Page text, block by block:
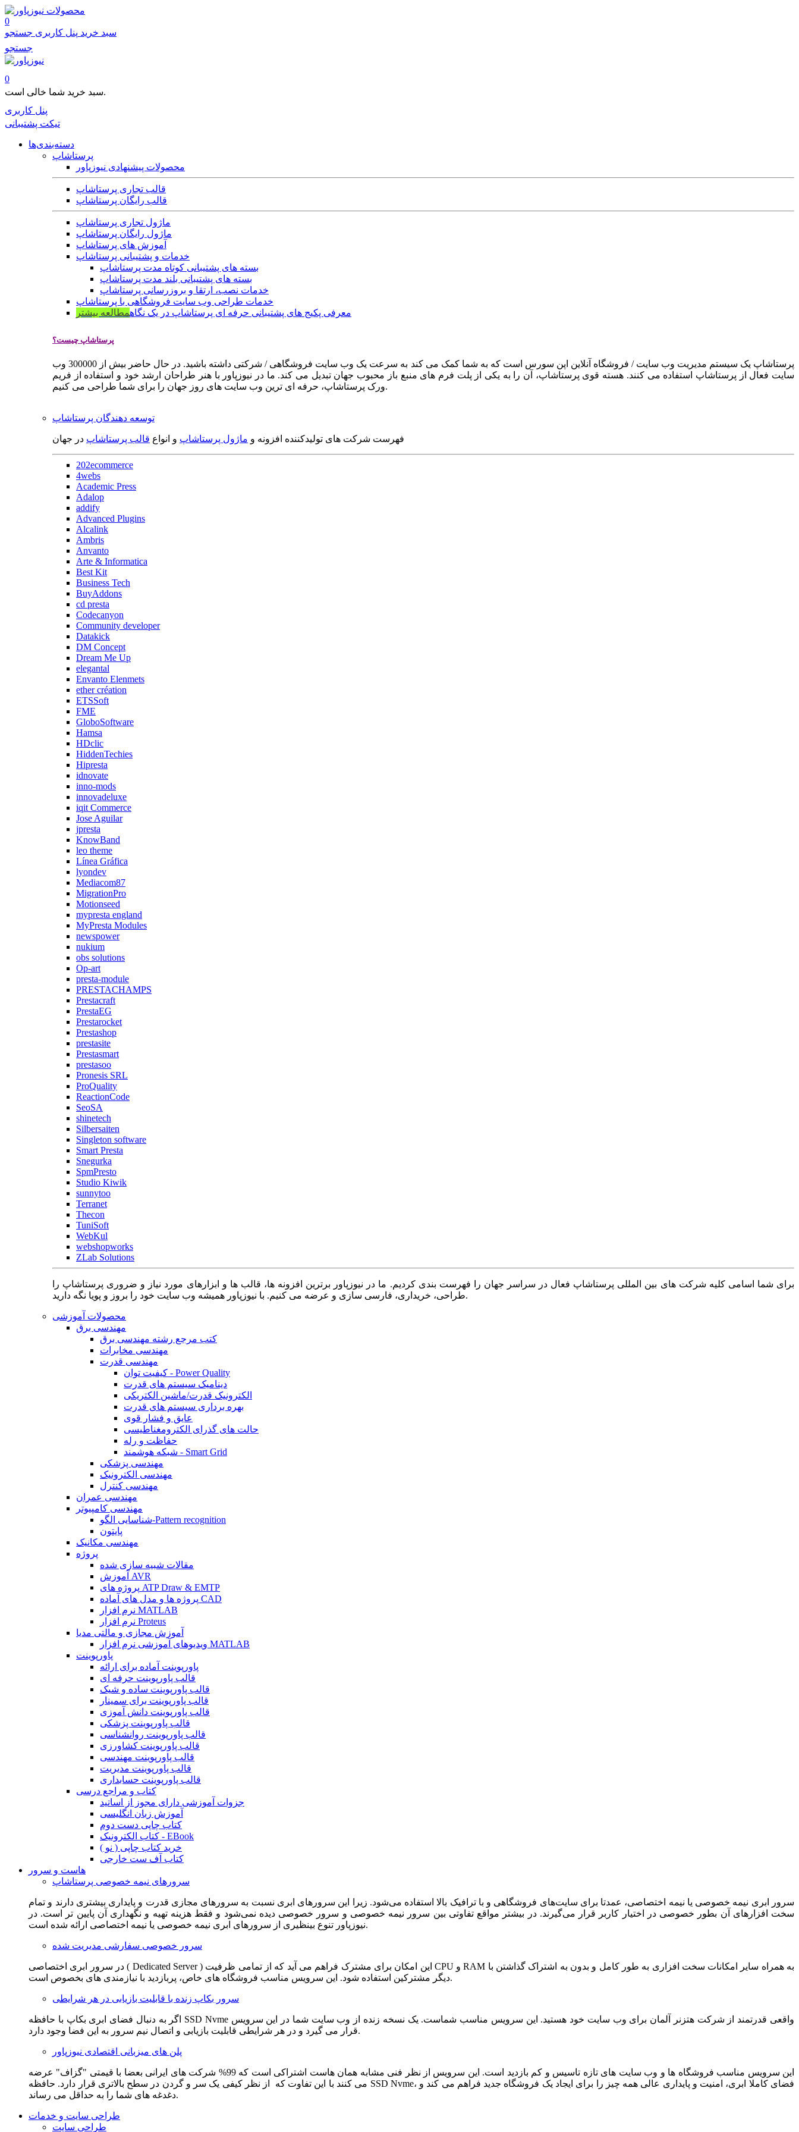
محصولات
0
سبد خرید پنل کاربری جستجو
جستجو
0
سبد خرید شما خالی است.
پنل کاربری
تیکت پشتیبانی
دسته‌بندی‌ها
پرستاشاپ
محصولات پیشنهادی نیوزپاور
قالب تجاری پرستاشاپ
قالب رایگان پرستاشاپ
ماژول تجاری پرستاشاپ
ماژول رایگان پرستاشاپ
آموزش های پرستاشاپ
خدمات و پشتیبانی پرستاشاپ
بسته های پشتیبانی کوتاه مدت پرستاشاپ
بسته های پشتیبانی بلند مدت پرستاشاپ
خدمات نصب، ارتقا و بروزرسانی پرستاشاپ
خدمات طراحی وب سایت فروشگاهی با پرستاشاپ
معرفی پکیج های پشتیبانی حرفه ای پرستاشاپ در یک نگاهمطالعه بیشتر
پرستاشاپ چیست؟
پرستاشاپ یک سیستم مدیریت وب سایت / فروشگاه آنلاین اپن سورس است که به شما کمک می کند به سرعت یک وب سایت فروشگاهی / شرکتی داشته باشید. در حال حاضر بیش از 300000 وب
سایت فعال از پرستاشاپ استفاده می کنند. هسته قوی پرستاشاپ، آن را به یکی از پلت فرم های منبع باز محبوب جهان تبدیل می کند. ما در نیوزپاور با هنر طراحان ارشد خود و استفاده از فریم
ورک پرستاشاپ، حرفه ای ترین وب سایت های روز جهان را برای شما طراحی می کنیم.
توسعه دهندگان پرستاشاپ
فهرست شرکت های تولیدکننده افزونه و ماژول پرستاشاپ و انواع قالب پرستاشاپ در جهان
202ecommerce
4webs
Academic Press
Adalop
addify
Advanced Plugins
Alcalink
Ambris
Anvanto
Arte & Informatica
Best Kit
Business Tech
BuyAddons
cd presta
Codecanyon
Community developer
Datakick
DM Concept
Dream Me Up
elegantal
Envanto Elenmets
ether création
ETSSoft
FME
GloboSoftware
Hamsa
HDclic
HiddenTechies
Hipresta
idnovate
inno-mods
innovadeluxe
iqit Commerce
Jose Aguilar
jpresta
KnowBand
leo theme
Línea Gráfica
lyondev
Mediacom87
MigrationPro
Motionseed
mypresta england
MyPresta Modules
newspower
nukium
obs solutions
Op-art
presta-module
PRESTACHAMPS
Prestacraft
PrestaEG
Prestarocket
Prestashop
prestasite
Prestasmart
prestasoo
Pronesis SRL
ProQuality
ReactionCode
SeoSA
shinetech
Silbersaiten
Singleton software
Smart Presta
Snegurka
SpmPresto
Studio Kiwik
sunnytoo
Terranet
Thecon
TuniSoft
WebKul
webshopworks
ZLab Solutions
برای شما اسامی کلیه شرکت های بین المللی پرستاشاپ فعال در سراسر جهان را فهرست بندی کردیم. ما در نیوزپاور برترین افزونه ها، قالب ها و ابزارهای مورد نیاز و ضروری پرستاشاپ را
طراحی، خریداری، فارسی سازی و عرضه می کنیم. با نیوزپاور همیشه وب سایت خود را بروز و پویا نگه دارید.
محصولات آموزشی
مهندسی برق
کتب مرجع رشته مهندسی برق
مهندسی مخابرات
مهندسی قدرت
کیفیت توان - Power Quality
دینامیک سیستم های قدرت
الکترونیک قدرت/ماشین الکتریکی
بهره برداری سیستم های قدرت
عایق و فشار قوی
حالت های گذرای الکترومغناطیسی
حفاظت و رله
شبکه هوشمند - Smart Grid
مهندسی پزشکی
مهندسی الکترونیک
مهندسی کنترل
مهندسی عمران
مهندسی کامپیوتر
شناسایی الگو-Pattern recognition
پایتون
مهندسی مکانیک
پروژه
مقالات شبیه سازی شده
آموزش AVR
پروژه های ATP Draw & EMTP
پروژه ها و مدل های آماده CAD
نرم افزار MATLAB
نرم افزار Proteus
آموزش مجازی و مالتی مدیا
ویدیوهای آموزشی نرم افزار MATLAB
پاورپوینت
پاورپوینت آماده برای ارائه
قالب پاورپوینت حرفه ای
قالب پاورپوینت ساده و شیک
قالب پاورپوینت برای سمینار
قالب پاورپوینت دانش آموزی
قالب پاورپوینت پزشکی
قالب پاورپوینت روانشناسی
قالب پاورپوینت کشاورزی
قالب پاورپوینت مهندسی
قالب پاورپوینت مدیریت
قالب پاورپوینت حسابداری
کتاب و مراجع درسی
جزوات آموزشی دارای مجوز از اساتید
آموزش زبان انگلیسی
کتاب چاپی دست دوم
کتاب الکترونیک - EBook
خرید کتاب چاپی ( نو )
کتاب آف ست خارجی
هاست و سرور
سرورهای نیمه خصوصی پرستاشاپ
سرور ابری نیمه خصوصی یا نیمه اختصاصی، عمدتا برای سایت‌های فروشگاهی و با ترافیک بالا استفاده می‌شود. زیرا این سرورهای ابری نسبت به سرورهای مجازی قدرت و پایداری بیشتری دارند و تمام
سخت افزارهای آن بطور خصوصی در اختیار کاربر قرار می‌گیرند. در بیشتر مواقع تفاوتی بین سرور نیمه خصوصی و سرور خصوصی دیده نمی‌شود و فقط هزینه تهیه و نگهداری آن پایین تر است. در
نیوزپاور تنوع بینظیری از سرورهای ابری نیمه خصوصی یا نیمه اختصاصی ارائه شده است.
سرور خصوصی سفارشی مدیریت شده
در سرور ابری اختصاصی ( Dedicated Server ) این امکان برای مشترک فراهم می آید که از تمامی ظرفیت CPU و RAM به همراه سایر امکانات سخت افزاری به طور کامل و بدون به اشتراک گذاشتن با
دیگر مشترکین استفاده شود. این سرویس مناسب فروشگاه های خاص، پربازدید با نیازمندی های بخصوص است.
سرور بکاپ زنده با قابلیت بازیابی در هر شرایطی
اگر به دنبال فضای ابری بکاپ با حافظه SSD Nvme واقعی قدرتمند از شرکت هتزنر آلمان برای وب سایت خود هستید. این سرویس مناسب شماست. یک نسخه زنده از وب سایت شما در این سرویس
قرار می گیرد و در هر شرایطی قابلیت بازیابی و اتصال نیم سرور به این فضا وجود دارد.
پلن های میزبانی اقتصادی نیوزپاور
این سرویس مناسب فروشگاه ها و وب سایت های تازه تاسیس و کم بازدید است. این سرویس از نظر فنی مشابه همان هاست اشتراکی است که 99% شرکت های ایرانی بعضا با قیمتی "گزاف" عرضه
می کنند با این تفاوت که از نظر کیفی یک سر و گردن در سطح بالاتری قرار دارد. حافظه SSD Nvme، فضای کاملا ابری، امنیت و پایداری عالی همه چیز را برای ایجاد یک فروشگاه جدید فراهم می کند و
دغدغه های شما را به حداقل می رساند.
طراحی سایت و خدمات
طراحی سایت